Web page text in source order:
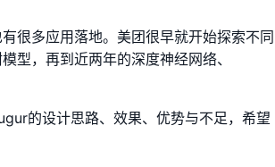
很多应用落地。美团很早就开始探索不同
型，再到近两年的深度神经网络、
的设计思路、效果、优势与不足，希望